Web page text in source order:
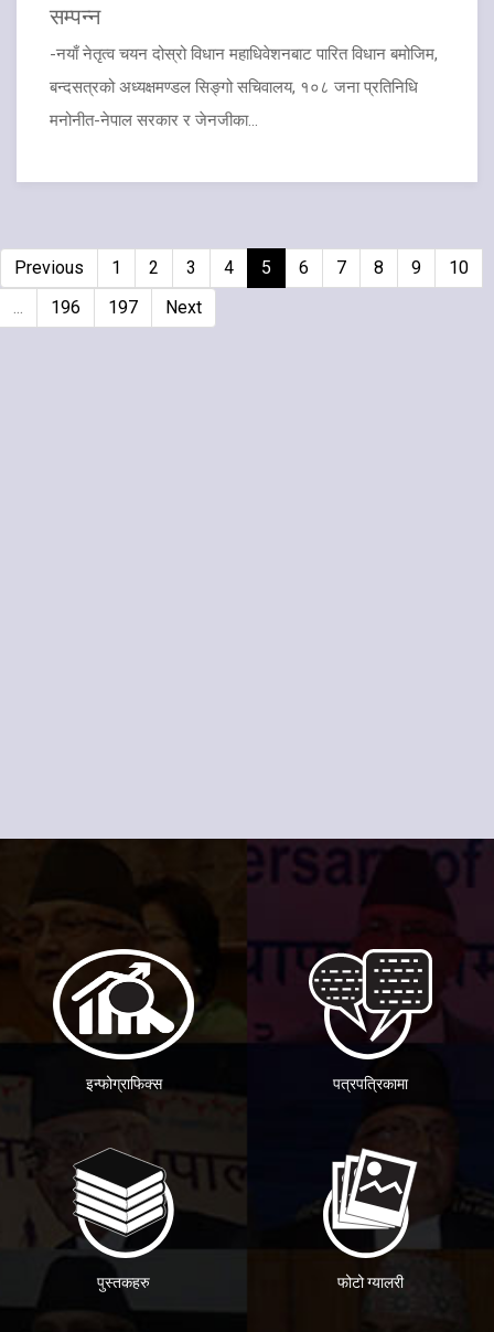
सम्पन्न
-नयाँ नेतृत्व चयन दोस्रो विधान महाधिवेशनबाट पारित विधान बमोजिम,
बन्दसत्रको अध्यक्षमण्डल सिङ्गो सचिवालय, १०८ जना प्रतिनिधि
मनोनीत-नेपाल सरकार र जेनजीका...
Previous 1 2 3 4 5 6 7 8 9
10
...
196 197 Next
इन्फोग्राफिक्स पत्रपत्रिकामा
पुस्तकहरु फोटो ग्यालरी